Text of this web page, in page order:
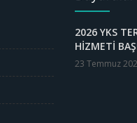
2026 YKS
HİZMETİ
23 Temmuz